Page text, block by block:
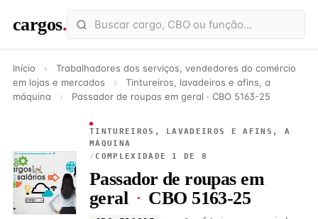
cargos.
Início ›
Trabalhadores dos serviços, vendedores do comércio
em lojas e mercados
›
Tintureiros, lavadeiros e afins, a
máquina
› Passador de roupas em geral · CBO 5163-25
TINTUREIROS, LAVADEIROS E AFINS, A
MÁQUINA
/ COMPLEXIDADE 1 DE 8
Passador de roupas em
geral · CBO 5163-25